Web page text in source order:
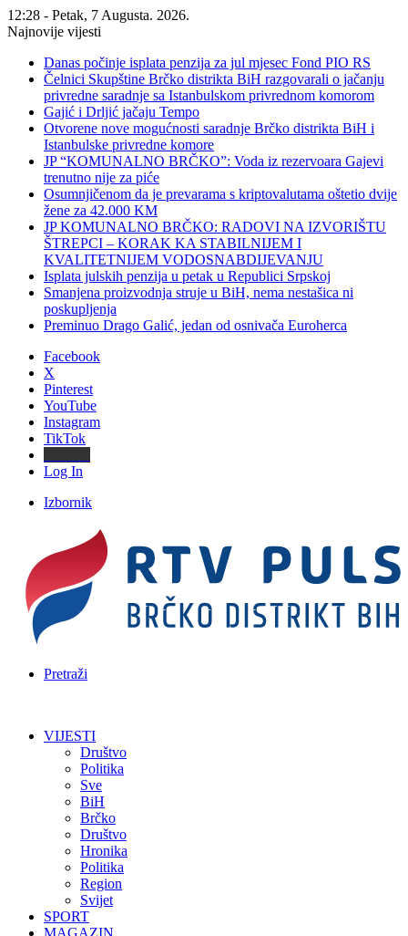
12:28 - Petak, 7 Augusta. 2026.
Najnovije vijesti
Danas počinje isplata penzija za jul mjesec Fond PIO RS
Čelnici Skupštine Brčko distrikta BiH razgovarali o jačanju
privredne saradnje sa Istanbulskom privrednom komorom
Gajić i Drljić jačaju Tempo
Otvorene nove mogućnosti saradnje Brčko distrikta BiH i
Istanbulske privredne komore
JP “KOMUNALNO BRČKO”: Voda iz rezervoara Gajevi
trenutno nije za piće
Osumnjičenom da je prevarama s kriptovalutama oštetio dvije
žene za 42.000 KM
JP KOMUNALNO BRČKO: RADOVI NA IZVORIŠTU
ŠTREPCI – KORAK KA STABILNIJEM I
KVALITETNIJEM VODOSNABDIJEVANJU
Isplata julskih penzija u petak u Republici Srpskoj
Smanjena proizvodnja struje u BiH, nema nestašica ni
poskupljenja
Preminuo Drago Galić, jedan od osnivača Euroherca
Facebook
X
Pinterest
YouTube
Instagram
TikTok
Log In
Izbornik
Pretraži
VIJESTI
Društvo
Politika
Sve
BiH
Brčko
Društvo
Hronika
Politika
Region
Svijet
SPORT
MAGAZIN